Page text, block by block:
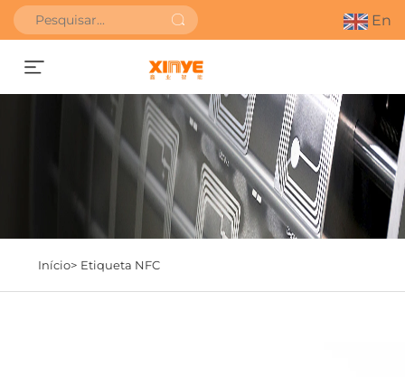
En
SOLICITAR ORÇAMENTO
Início> Etiqueta NFC